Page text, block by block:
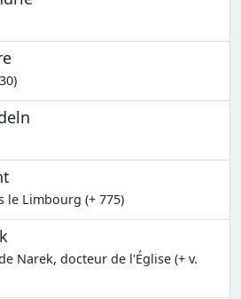
le Limbourg (+ 775)
Narek, docteur de l'Église (+ v.